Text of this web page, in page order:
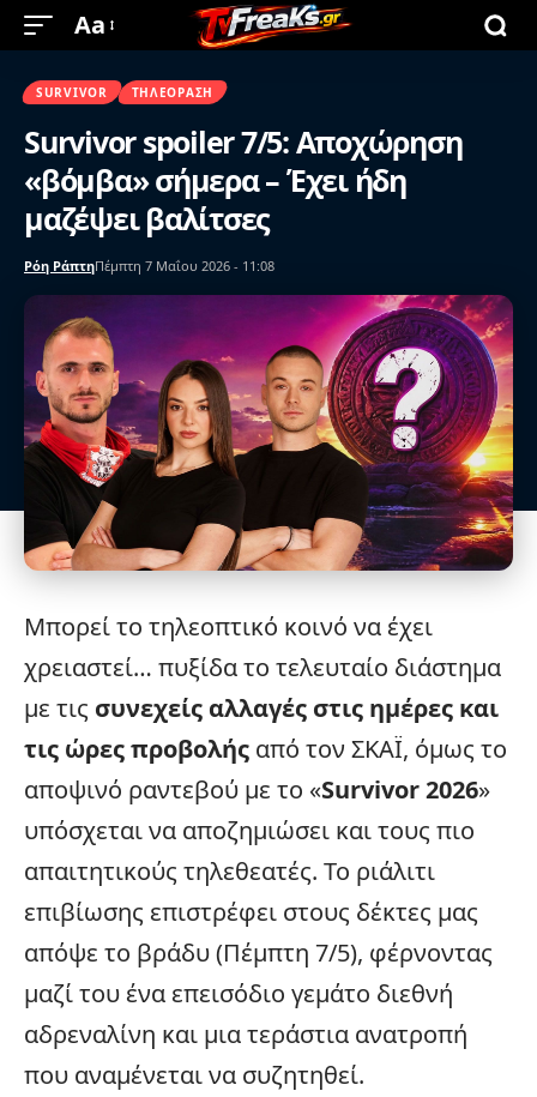
Aa
SURVIVOR ΤΗΛΕΌΡΑΣΗ
Survivor spoiler 7/5: Αποχώρηση
«βόμβα» σήμερα – Έχει ήδη
μαζέψει βαλίτσες
Ρόη ΡάπτηΠέμπτη 7 Μαΐου 2026 - 11:08
Μπορεί το τηλεοπτικό κοινό να έχει
χρειαστεί… πυξίδα το τελευταίο διάστημα
με τις συνεχείς αλλαγές στις ημέρες και
τις ώρες προβολής από τον ΣΚΑΪ, όμως το
αποψινό ραντεβού με το «Survivor2026»
υπόσχεται να αποζημιώσει και τους πιο
απαιτητικούς τηλεθεατές. Το ριάλιτι
επιβίωσης επιστρέφει στους δέκτες μας
απόψε το βράδυ (Πέμπτη 7/5), φέρνοντας
μαζί του ένα επεισόδιο γεμάτο διεθνή
αδρεναλίνη και μια τεράστια ανατροπή
που αναμένεται να συζητηθεί.